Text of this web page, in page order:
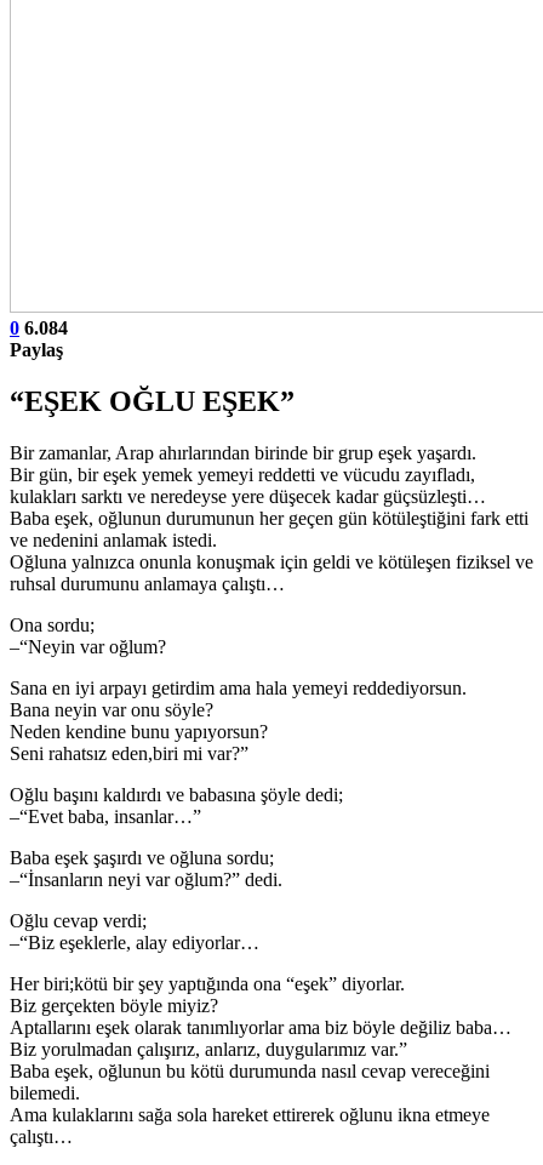
0 6.084
Paylaş
“EŞEK OĞLU EŞEK”
Bir zamanlar, Arap ahırlarından birinde bir grup eşek yaşardı.
Bir gün, bir eşek yemek yemeyi reddetti ve vücudu zayıfladı,
kulakları sarktı ve neredeyse yere düşecek kadar güçsüzleşti…
Baba eşek, oğlunun durumunun her geçen gün kötüleştiğini fark etti
ve nedenini anlamak istedi.
Oğluna yalnızca onunla konuşmak için geldi ve kötüleşen fiziksel ve
ruhsal durumunu anlamaya çalıştı…
Ona sordu;
–“Neyin var oğlum?
Sana en iyi arpayı getirdim ama hala yemeyi reddediyorsun.
Bana neyin var onu söyle?
Neden kendine bunu yapıyorsun?
Seni rahatsız eden,biri mi var?”
Oğlu başını kaldırdı ve babasına şöyle dedi;
–“Evet baba, insanlar…”
Baba eşek şaşırdı ve oğluna sordu;
–“İnsanların neyi var oğlum?” dedi.
Oğlu cevap verdi;
–“Biz eşeklerle, alay ediyorlar…
Her biri;kötü bir şey yaptığında ona “eşek” diyorlar.
Biz gerçekten böyle miyiz?
Aptallarını eşek olarak tanımlıyorlar ama biz böyle değiliz baba…
Biz yorulmadan çalışırız, anlarız, duygularımız var.”
Baba eşek, oğlunun bu kötü durumunda nasıl cevap vereceğini
bilemedi.
Ama kulaklarını sağa sola hareket ettirerek oğlunu ikna etmeye
çalıştı…